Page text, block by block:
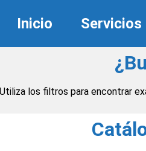
Inicio Servicios
Utiliza los filtros para encontrar